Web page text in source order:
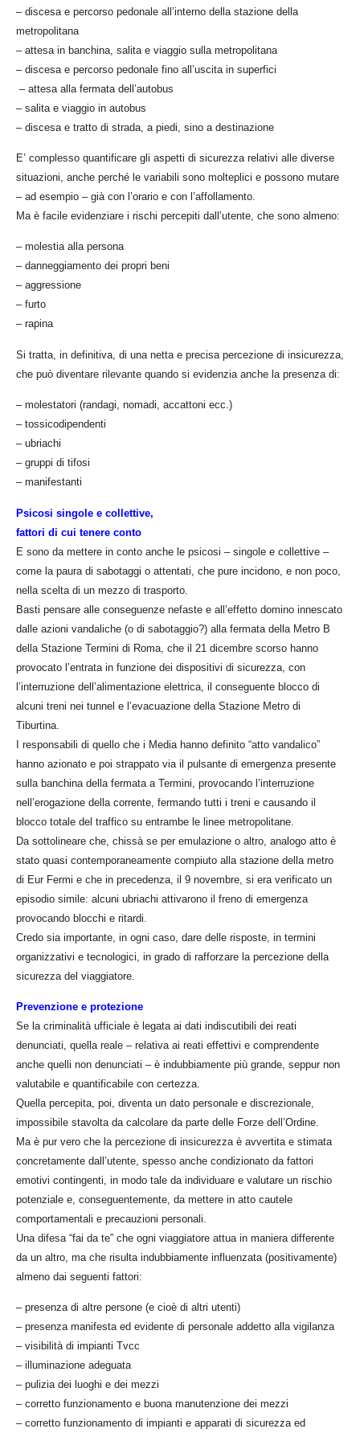
– discesa e percorso pedonale all’interno della stazione della
metropolitana
– attesa in banchina, salita e viaggio sulla metropolitana
– discesa e percorso pedonale fino all’uscita in superfici
– attesa alla fermata dell’autobus
– salita e viaggio in autobus
– discesa e tratto di strada, a piedi, sino a destinazione
E’ complesso quantificare gli aspetti di sicurezza relativi alle diverse
situazioni, anche perché le variabili sono molteplici e possono mutare
– ad esempio – già con l’orario e con l’affollamento.
Ma è facile evidenziare i rischi percepiti dall’utente, che sono almeno:
– molestia alla persona
– danneggiamento dei propri beni
– aggressione
– furto
– rapina
Si tratta, in definitiva, di una netta e precisa percezione di insicurezza,
che può diventare rilevante quando si evidenzia anche la presenza di:
– molestatori (randagi, nomadi, accattoni ecc.)
– tossicodipendenti
– ubriachi
– gruppi di tifosi
– manifestanti
Psicosi singole e collettive,
fattori di cui tenere conto
E sono da mettere in conto anche le psicosi – singole e collettive –
come la paura di sabotaggi o attentati, che pure incidono, e non poco,
nella scelta di un mezzo di trasporto.
Basti pensare alle conseguenze nefaste e all’effetto domino innescato
dalle azioni vandaliche (o di sabotaggio?) alla fermata della Metro B
della Stazione Termini di Roma, che il 21 dicembre scorso hanno
provocato l’entrata in funzione dei dispositivi di sicurezza, con
l’interruzione dell’alimentazione elettrica, il conseguente blocco di
alcuni treni nei tunnel e l’evacuazione della Stazione Metro di
Tiburtina.
I responsabili di quello che i Media hanno definito “atto vandalico”
hanno azionato e poi strappato via il pulsante di emergenza presente
sulla banchina della fermata a Termini, provocando l’interruzione
nell’erogazione della corrente, fermando tutti i treni e causando il
blocco totale del traffico su entrambe le linee metropolitane.
Da sottolineare che, chissà se per emulazione o altro, analogo atto è
stato quasi contemporaneamente compiuto alla stazione della metro
di Eur Fermi e che in precedenza, il 9 novembre, si era verificato un
episodio simile: alcuni ubriachi attivarono il freno di emergenza
provocando blocchi e ritardi.
Credo sia importante, in ogni caso, dare delle risposte, in termini
organizzativi e tecnologici, in grado di rafforzare la percezione della
sicurezza del viaggiatore.
Prevenzione e protezione
Se la criminalità ufficiale è legata ai dati indiscutibili dei reati
denunciati, quella reale – relativa ai reati effettivi e comprendente
anche quelli non denunciati – è indubbiamente più grande, seppur non
valutabile e quantificabile con certezza.
Quella percepita, poi, diventa un dato personale e discrezionale,
impossibile stavolta da calcolare da parte delle Forze dell’Ordine.
Ma è pur vero che la percezione di insicurezza è avvertita e stimata
concretamente dall’utente, spesso anche condizionato da fattori
emotivi contingenti, in modo tale da individuare e valutare un rischio
potenziale e, conseguentemente, da mettere in atto cautele
comportamentali e precauzioni personali.
Una difesa “fai da te” che ogni viaggiatore attua in maniera differente
da un altro, ma che risulta indubbiamente influenzata (positivamente)
almeno dai seguenti fattori:
– presenza di altre persone (e cioè di altri utenti)
– presenza manifesta ed evidente di personale addetto alla vigilanza
– visibilità di impianti Tvcc
– illuminazione adeguata
– pulizia dei luoghi e dei mezzi
– corretto funzionamento e buona manutenzione dei mezzi
– corretto funzionamento di impianti e apparati di sicurezza ed